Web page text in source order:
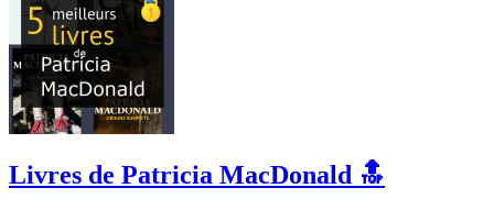
Livres de Patricia MacDonald 🔝